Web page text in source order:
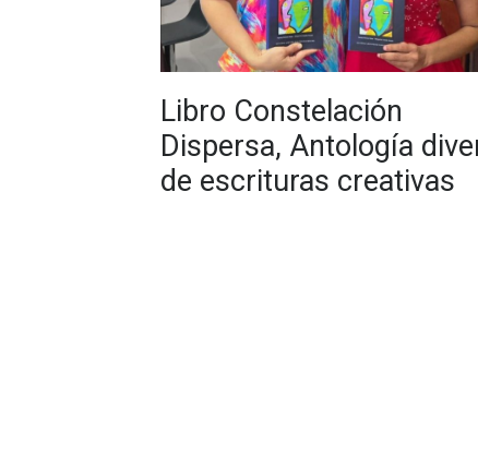
Libro Constelación
Dispersa, Antología
de escrituras creativas